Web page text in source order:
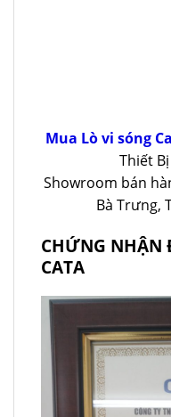
Mua Lò vi sóng
Thiết Bị
Showroom bán
Bà Trưng,
CHỨNG NHẬN
CATA